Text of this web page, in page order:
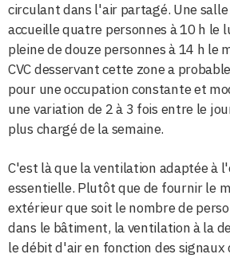
circulant dans l'air partagé. Une
accueille quatre personnes à 10 h le
pleine de douze personnes à 14 h le
CVC desservant cette zone a
pour une occupation constante et
une variation de 2 à 3 fois entre le
plus chargé de la semaine.
C'est là que la ventilation adaptée à
essentielle. Plutôt que de fournir le
extérieur que soit le nombre de
dans le bâtiment, la ventilation à la
le débit d'air en fonction des signaux